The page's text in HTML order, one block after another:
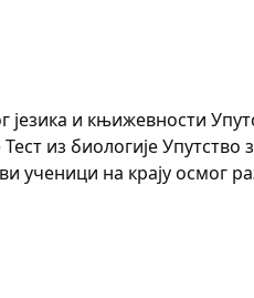
и књижевности
из биологије Упутство
ученици на крају осмог